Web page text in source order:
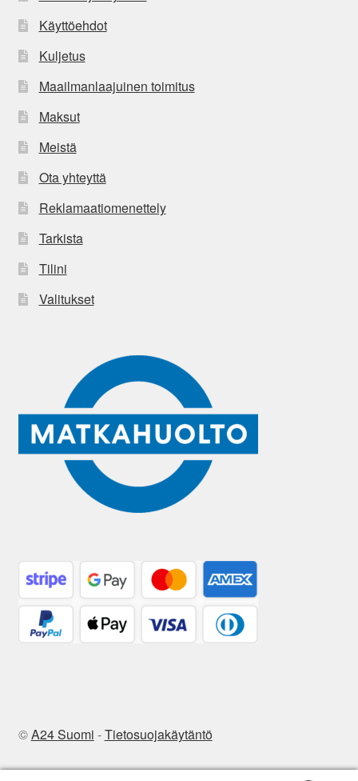
Käyttöehdot
Kuljetus
Maailmanlaajuinen toimitus
Maksut
Meistä
Ota yhteyttä
Reklamaatiomenettely
Tarkista
Tilini
Valitukset
©A24 Suomi -Tietosuojakäytäntö